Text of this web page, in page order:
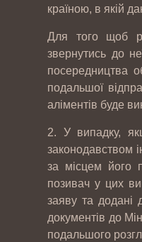
країною, в якій
Для того щоб
звернутись до
посередництва
подальшої
аліментів буде
2. У випадку,
законодавством
за місцем його
позивач у цих
заяву та додані
документів до
подальшого